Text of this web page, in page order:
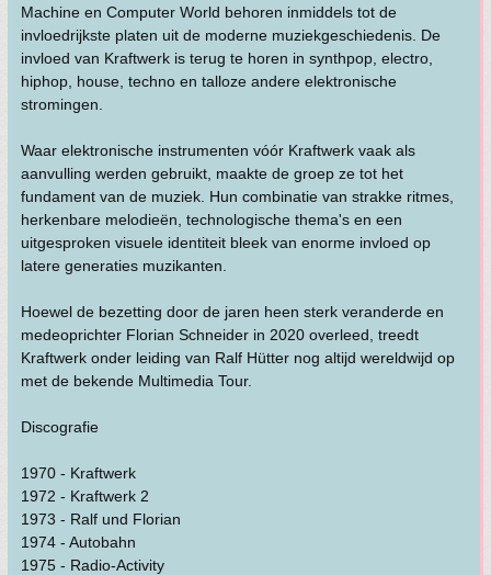
Machine en Computer World behoren inmiddels tot de
invloedrijkste platen uit de moderne muziekgeschiedenis. De
invloed van Kraftwerk is terug te horen in synthpop, electro,
hiphop, house, techno en talloze andere elektronische
stromingen.
Waar elektronische instrumenten vóór Kraftwerk vaak als
aanvulling werden gebruikt, maakte de groep ze tot het
fundament van de muziek. Hun combinatie van strakke ritmes,
herkenbare melodieën, technologische thema's en een
uitgesproken visuele identiteit bleek van enorme invloed op
latere generaties muzikanten.
Hoewel de bezetting door de jaren heen sterk veranderde en
medeoprichter Florian Schneider in 2020 overleed, treedt
Kraftwerk onder leiding van Ralf Hütter nog altijd wereldwijd op
met de bekende Multimedia Tour.
Discografie
1970 - Kraftwerk
1972 - Kraftwerk 2
1973 - Ralf und Florian
1974 - Autobahn
1975 - Radio-Activity